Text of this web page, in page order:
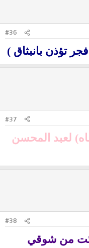
#36
تؤذن بانبثاق )
#37
لعبد المحسن
#38
جئت من شوقي